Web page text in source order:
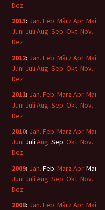
Dez.
2013: Jan. Feb. März Apr. Mai
Juni Juli Aug. Sep. Okt. Nov.
Dez.
2012: Jan. Feb. März Apr. Mai
Juni Juli Aug. Sep. Okt. Nov.
Dez.
2011: Jan. Feb. März Apr. Mai
Juni Juli Aug. Sep. Okt. Nov.
Dez.
2010: Jan. Feb. März Apr. Mai
Juni Juli Aug. Sep. Okt. Nov.
Dez.
2009: Jan. Feb. März Apr. Mai
Juni Juli Aug. Sep. Okt. Nov.
Dez.
2008: Jan. Feb. März Apr. Mai